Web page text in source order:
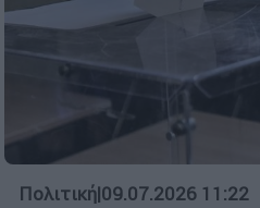
Πολιτική|09.07.2026 11:22